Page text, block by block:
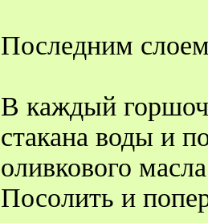
Последним
В каждый
стакана воды и
оливкового
Посолить и